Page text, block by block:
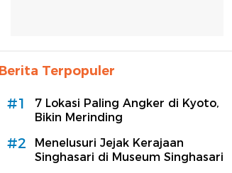
Berita Terpopuler
#1
7 Lokasi Paling Angker di Kyoto,
Bikin Merinding
#2
Menelusuri Jejak Kerajaan
Singhasari di Museum Singhasari